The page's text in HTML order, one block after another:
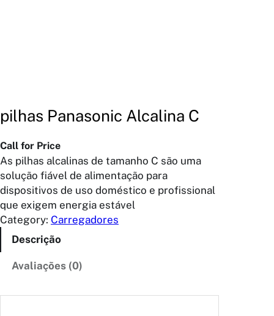
pilhas Panasonic Alcalina C
Call for Price
As pilhas alcalinas de tamanho C são uma
solução fiável de alimentação para
dispositivos de uso doméstico e profissional
que exigem energia estável
Category: Carregadores
Descrição
Avaliações (0)